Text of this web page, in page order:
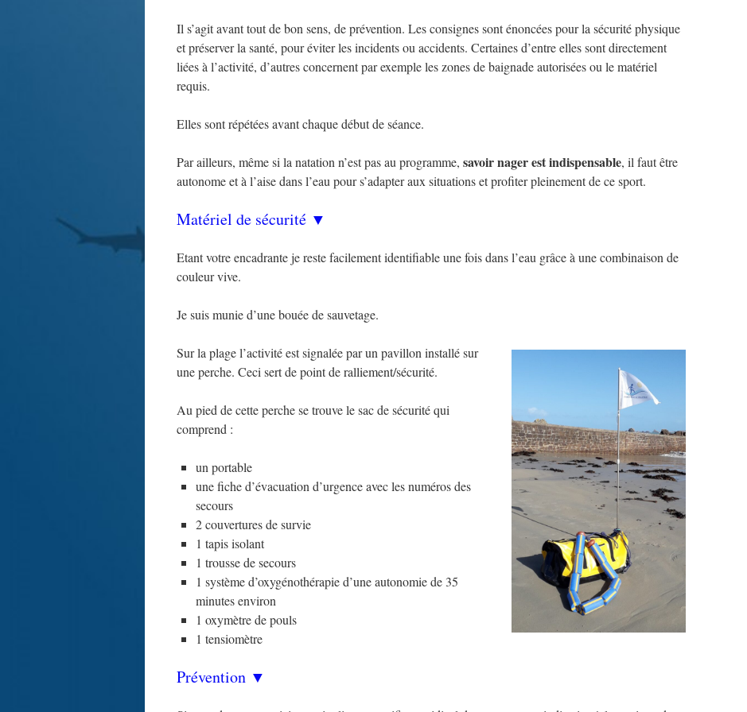
Il s’agit avant tout de bon sens, de prévention. Les consignes sont énoncées pour la sécurité physique
et préserver la santé, pour éviter les incidents ou accidents. Certaines d’entre elles sont directement
liées à l’activité, d’autres concernent par exemple les zones de baignade autorisées ou le matériel
requis.
Elles sont répétées avant chaque début de séance.
Par ailleurs, même si la natation n’est pas au programme, savoir nager est indispensable, il faut être
autonome et à l’aise dans l’eau pour s’adapter aux situations et profiter pleinement de ce sport.
Matériel de sécurité ▼
Etant votre encadrante je reste facilement identifiable une fois dans l’eau grâce à une combinaison de
couleur vive.
Je suis munie d’une bouée de sauvetage.
Sur la plage l’activité est signalée par un pavillon installé sur
une perche. Ceci sert de point de ralliement/sécurité.
Au pied de cette perche se trouve le sac de sécurité qui
comprend :
un portable
une fiche d’évacuation d’urgence avec les numéros des
secours
2 couvertures de survie
1 tapis isolant
1 trousse de secours
1 système d’oxygénothérapie d’une autonomie de 35
minutes environ
1 oxymètre de pouls
1 tensiomètre
Prévention ▼